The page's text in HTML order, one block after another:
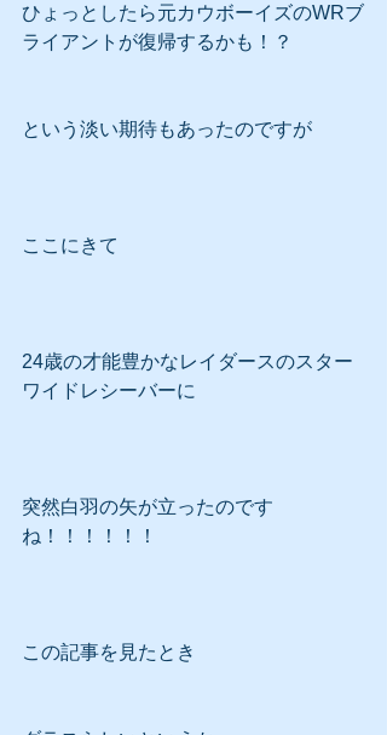
ひょっとしたら元カウボーイズのWRブ
ライアントが復帰するかも！？
という淡い期待もあったのですが
ここにきて
24歳の才能豊かなレイダースのスター
ワイドレシーバーに
突然白羽の矢が立ったのです
ね！！！！！！
この記事を見たとき